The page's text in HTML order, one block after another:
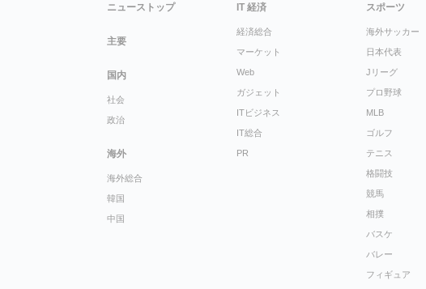
ニューストップ
主要
国内
社会
政治
海外
海外総合
韓国
中国
IT 経済
経済総合
マーケット
Web
ガジェット
ITビジネス
IT総合
PR
スポーツ
海外サッカー
日本代表
Jリーグ
プロ野球
MLB
ゴルフ
テニス
格闘技
競馬
相撲
バスケ
バレー
フィギュア